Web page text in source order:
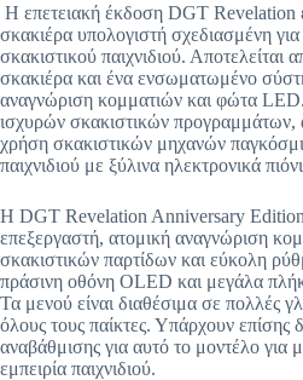
Η επετειακή έκδοση DGT Revelation
σκακιέρα υπολογιστή σχεδιασμένη
σκακιστικού παιχνιδιού. Αποτελείται
σκακιέρα και ένα ενσωματωμένο
αναγνώριση κομματιών και φώτα LED.
ισχυρών σκακιστικών προγραμμάτων,
χρήση σκακιστικών μηχανών
παιχνιδιού με ξύλινα ηλεκτρονικά
Η DGT Revelation Anniversary Edition
επεξεργαστή, ατομική αναγνώριση
σκακιστικών παρτίδων και εύκολη
πράσινη οθόνη OLED και μεγάλα
Τα μενού είναι διαθέσιμα σε πολλές
όλους τους παίκτες. Υπάρχουν επίσης
αναβάθμισης για αυτό το μοντέλο
εμπειρία παιχνιδιού.